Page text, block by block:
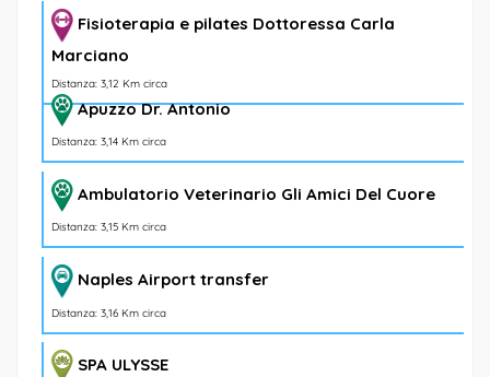
Fisioterapia e pilates Dottoressa Carla
Marciano
Distanza: 3,12 Km circa
Apuzzo Dr. Antonio
Distanza: 3,14 Km circa
Ambulatorio Veterinario Gli Amici Del Cuore
Distanza: 3,15 Km circa
Naples Airport transfer
Distanza: 3,16 Km circa
SPA ULYSSE